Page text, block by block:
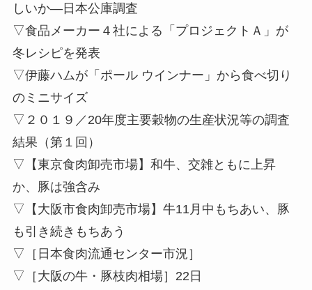
しいか—日本公庫調査
▽食品メーカー４社による「プロジェクトＡ」が
冬レシピを発表
▽伊藤ハムが「ポール ウインナー」から食べ切り
のミニサイズ
▽２０１９／20年度主要穀物の生産状況等の調査
結果（第１回）
▽【東京食肉卸売市場】和牛、交雑ともに上昇
か、豚は強含み
▽【大阪市食肉卸売市場】牛11月中もちあい、豚
も引き続きもちあう
▽［日本食肉流通センター市況］
▽［大阪の牛・豚枝肉相場］22日